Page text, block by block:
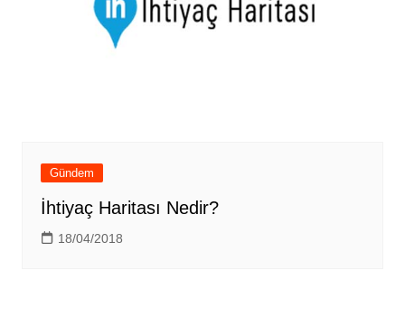
Gündem
İhtiyaç Haritası Nedir?
18/04/2018